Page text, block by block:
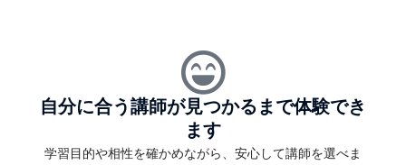
自分に合う講師が見つかるまで体験でき
ます
学習目的や相性を確かめながら、安心して講師を選べま